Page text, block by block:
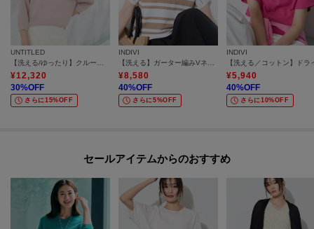
UNTITLED
¥12,320
30%OFF
さらに15%OFF
INDIVI
¥8,580
40%OFF
さらに5%OFF
INDIVI
¥5,940
40%OFF
さらに10%OFF
セールアイテムからのおすすめ